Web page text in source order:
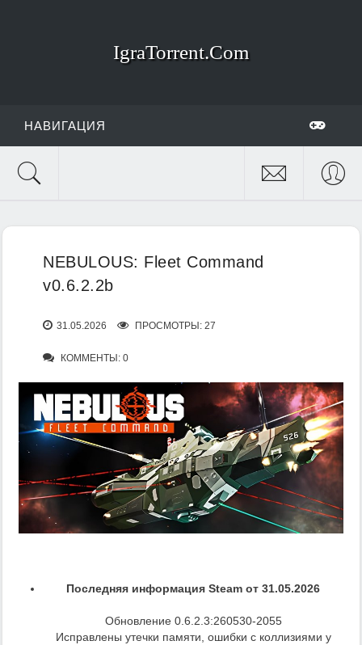
IgraTorrent.Com
НАВИГАЦИЯ
NEBULOUS: Fleet Command
v0.6.2.2b
31.05.2026 ПРОСМОТРЫ: 27
КОММЕНТЫ: 0
Последняя информация Steam от 31.05.2026
Обновление 0.6.2.3:260530-2055
Исправлены утечки памяти, ошибки с коллизиями у